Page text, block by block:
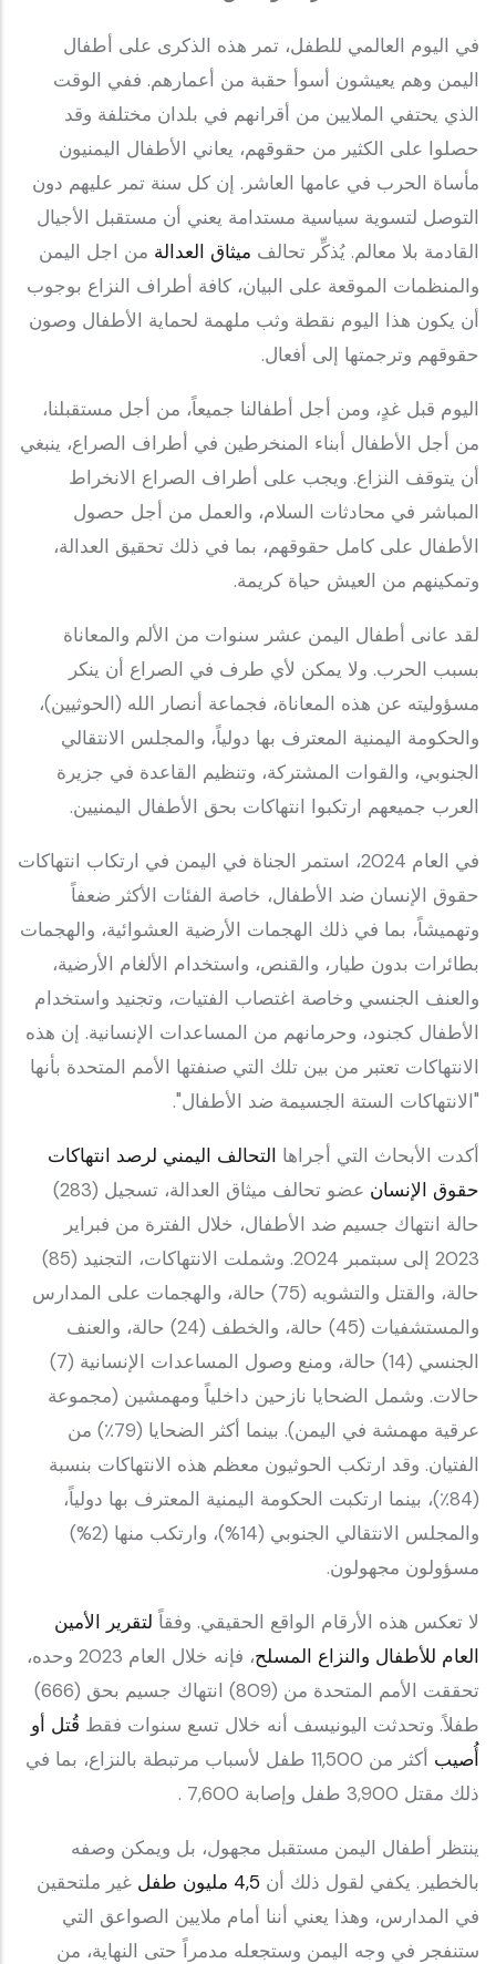
في اليوم العالمي للطفل، تمر هذه الذكرى على أطفال
اليمن وهم يعيشون أسوأ حقبة من أعمارهم. ففي الوقت
الذي يحتفي الملايين من أقرانهم في بلدان مختلفة وقد
حصلوا على الكثير من حقوقهم، يعاني الأطفال اليمنيون
مأساة الحرب في عامها العاشر. إن كل سنة تمر عليهم دون
التوصل لتسوية سياسية مستدامة يعني أن مستقبل الأجيال
القادمة بلا معالم. يُذكِّر تحالف ميثاق العدالة من اجل اليمن
والمنظمات الموقعة على البيان، كافة أطراف النزاع بوجوب
أن يكون هذا اليوم نقطة وثب ملهمة لحماية الأطفال وصون
حقوقهم وترجمتها إلى أفعال.
اليوم قبل غدٍ، ومن أجل أطفالنا جميعاً، من أجل مستقبلنا،
من أجل الأطفال أبناء المنخرطين في أطراف الصراع، ينبغي
أن يتوقف النزاع. ويجب على أطراف الصراع الانخراط
المباشر في محادثات السلام، والعمل من أجل حصول
الأطفال على كامل حقوقهم، بما في ذلك تحقيق العدالة،
وتمكينهم من العيش حياة كريمة.
لقد عانى أطفال اليمن عشر سنوات من الألم والمعاناة
بسبب الحرب. ولا يمكن لأي طرف في الصراع أن ينكر
مسؤوليته عن هذه المعاناة، فجماعة أنصار الله (الحوثيين)،
والحكومة اليمنية المعترف بها دولياً، والمجلس الانتقالي
الجنوبي، والقوات المشتركة، وتنظيم القاعدة في جزيرة
العرب جميعهم ارتكبوا انتهاكات بحق الأطفال اليمنيين.
في العام 2024، استمر الجناة في اليمن في ارتكاب انتهاكات
حقوق الإنسان ضد الأطفال، خاصة الفئات الأكثر ضعفاً
وتهميشاً، بما في ذلك الهجمات الأرضية العشوائية، والهجمات
بطائرات بدون طيار، والقنص، واستخدام الألغام الأرضية،
والعنف الجنسي وخاصة اغتصاب الفتيات، وتجنيد واستخدام
الأطفال كجنود، وحرمانهم من المساعدات الإنسانية. إن هذه
الانتهاكات تعتبر من بين تلك التي صنفتها الأمم المتحدة بأنها
"الانتهاكات الستة الجسيمة ضد الأطفال".
أكدت الأبحاث التي أجراها التحالف اليمني لرصد انتهاكات
حقوق الإنسان
عضو تحالف ميثاق العدالة، تسجيل (283)
حالة انتهاك جسيم ضد الأطفال، خلال الفترة من فبراير
2023 إلى سبتمبر 2024. وشملت الانتهاكات، التجنيد (85)
حالة، والقتل والتشويه (75) حالة، والهجمات على المدارس
والمستشفيات (45) حالة، والخطف (24) حالة، والعنف
الجنسي (14) حالة، ومنع وصول المساعدات الإنسانية (7)
حالات. وشمل الضحايا نازحين داخلياً ومهمشين (مجموعة
عرقية مهمشة في اليمن). بينما أكثر الضحايا (79٪) من
الفتيان. وقد ارتكب الحوثيون معظم هذه الانتهاكات بنسبة
(84٪)، بينما ارتكبت الحكومة اليمنية المعترف بها دولياً،
والمجلس الانتقالي الجنوبي (14%)، وارتكب منها (2%)
مسؤولون مجهولون.
لا تعكس هذه الأرقام الواقع الحقيقي. وفقاً لتقرير الأمين
العام للأطفال والنزاع المسلح
، فإنه خلال العام 2023 وحده،
تحققت الأمم المتحدة من (809) انتهاك جسيم بحق (666)
طفلاً. وتحدثت اليونيسف أنه خلال تسع سنوات فقط قُتل أو
أُصيب
أكثر من 11,500 طفل لأسباب مرتبطة بالنزاع، بما في
ذلك مقتل 3,900 طفل وإصابة 7,600 .
ينتظر أطفال اليمن مستقبل مجهول، بل ويمكن وصفه
بالخطير. يكفي لقول ذلك أن
غير ملتحقين
في المدارس، وهذا يعني أننا أمام ملايين الصواعق التي
ستنفجر في وجه اليمن وستجعله مدمراً حتى النهاية، من